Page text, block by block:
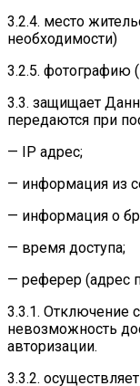
3.2.4. место
необходимости)
3.2.5. фотографию
3.3. защищает
передаются при
— IP адрес;
— информация из
— информация о
— время доступа;
— реферер (адрес
3.3.1. Отключение
невозможность
авторизации.
3.3.2.